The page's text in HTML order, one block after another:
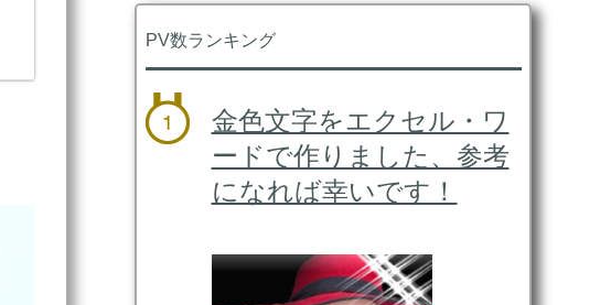
PV数ランキング
金色文字をエクセル・ワ
ードで作りました、参考
になれば幸いです！